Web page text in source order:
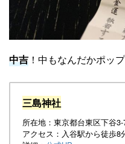
中吉 ！中もなんだかポッ
三島神社
所在地：東京都台東区下谷3-
アクセス：入谷駅から徒歩8